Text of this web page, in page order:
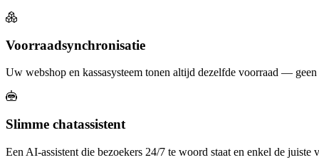
Voorraadsynchronisatie
Uw webshop en kassasysteem tonen altijd dezelfde voorraad —
Slimme chatassistent
Een AI-assistent die bezoekers 24/7 te woord staat en enkel de juiste